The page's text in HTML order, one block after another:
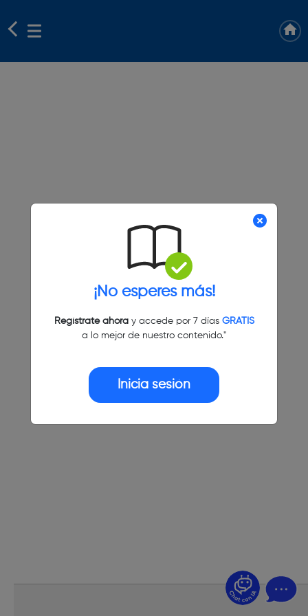
¡No esperes más!
Regístrate ahoray accede por 7 días GRATIS
a lo mejor de nuestro contenido."
Inicia sesión